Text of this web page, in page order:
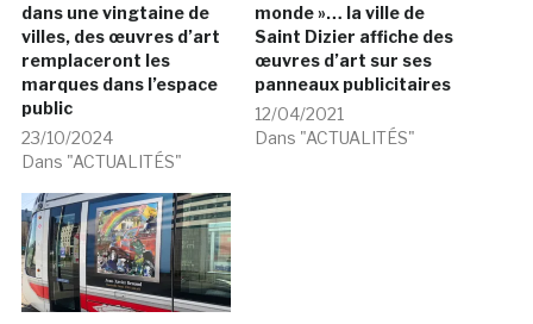
dans une vingtaine de
villes, des œuvres d’art
remplaceront les
marques dans l’espace
public
23/10/2024
Dans "ACTUALITÉS"
monde »… la ville de
Saint Dizier affiche des
œuvres d’art sur ses
panneaux publicitaires
12/04/2021
Dans "ACTUALITÉS"